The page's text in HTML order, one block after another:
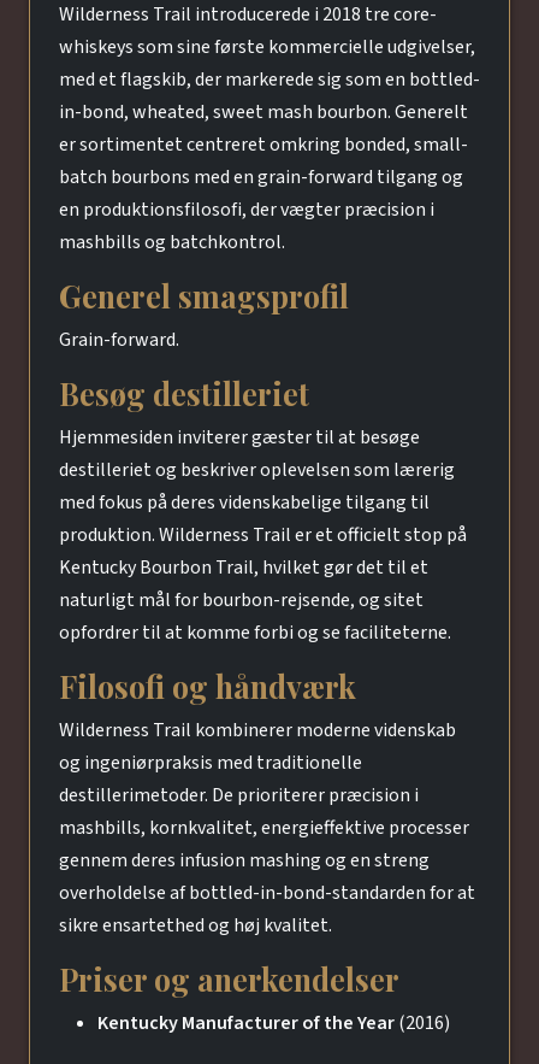
Wilderness Trail introducerede i 2018 tre core-
whiskeys som sine første kommercielle udgivelser,
med et flagskib, der markerede sig som en bottled-
in-bond, wheated, sweet mash bourbon. Generelt
er sortimentet centreret omkring bonded, small-
batch bourbons med en grain-forward tilgang og
en produktionsfilosofi, der vægter præcision i
mashbills og batchkontrol.
Generel smagsprofil
Grain-forward.
Besøg destilleriet
Hjemmesiden inviterer gæster til at besøge
destilleriet og beskriver oplevelsen som lærerig
med fokus på deres videnskabelige tilgang til
produktion. Wilderness Trail er et officielt stop på
Kentucky Bourbon Trail, hvilket gør det til et
naturligt mål for bourbon-rejsende, og sitet
opfordrer til at komme forbi og se faciliteterne.
Filosofi og håndværk
Wilderness Trail kombinerer moderne videnskab
og ingeniørpraksis med traditionelle
destillerimetoder. De prioriterer præcision i
mashbills, kornkvalitet, energieffektive processer
gennem deres infusion mashing og en streng
overholdelse af bottled-in-bond-standarden for at
sikre ensartethed og høj kvalitet.
Priser og anerkendelser
Kentucky Manufacturer of the Year(2016)